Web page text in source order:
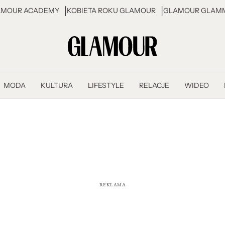
ACADEMY KOBIETA ROKU GLAMOUR GLAMOUR
MODA KULTURA LIFESTYLE RELACJE WIDEO